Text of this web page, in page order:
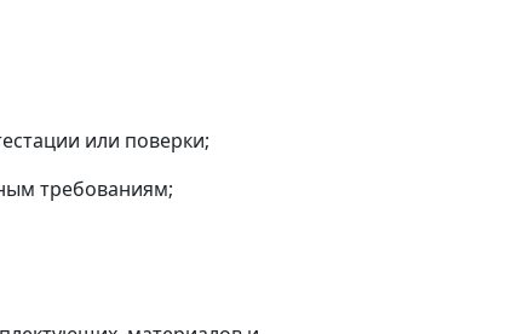
или поверки;
требованиям;